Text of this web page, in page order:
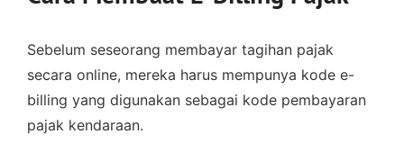
Sebelum seseorang membayar tagihan pajak
secara online, mereka harus mempunya kode e-
billing yang digunakan sebagai kode pembayaran
pajak kendaraan.